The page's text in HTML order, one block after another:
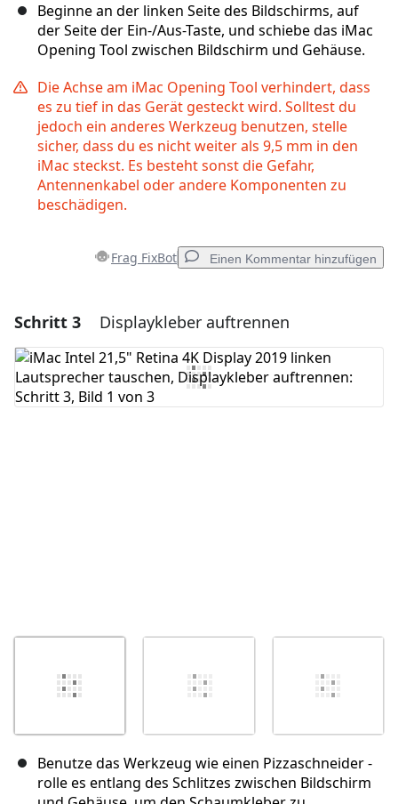
Beginne an der linken Seite des Bildschirms, auf
der Seite der Ein-/Aus-Taste, und schiebe das iMac
Opening Tool zwischen Bildschirm und Gehäuse.
Die Achse am iMac Opening Tool verhindert, dass
es zu tief in das Gerät gesteckt wird. Solltest du
jedoch ein anderes Werkzeug benutzen, stelle
sicher, dass du es nicht weiter als 9,5 mm in den
iMac steckst. Es besteht sonst die Gefahr,
Antennenkabel oder andere Komponenten zu
beschädigen.
Frag FixBot Einen Kommentar hinzufügen
Einen Kommentar hinzufügen
Kommentar hinzufügen
Schritt 3 Displaykleber auftrennen
Benutze das Werkzeug wie einen Pizzaschneider -
rolle es entlang des Schlitzes zwischen Bildschirm